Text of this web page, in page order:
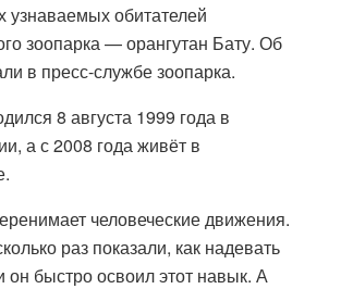
узнаваемых обитателей
зоопарка — орангутан Бату. Об
в пресс-службе зоопарка.
8 августа 1999 года в
а с 2008 года живёт в
человеческие движения.
раз показали, как надевать
быстро освоил этот навык. А